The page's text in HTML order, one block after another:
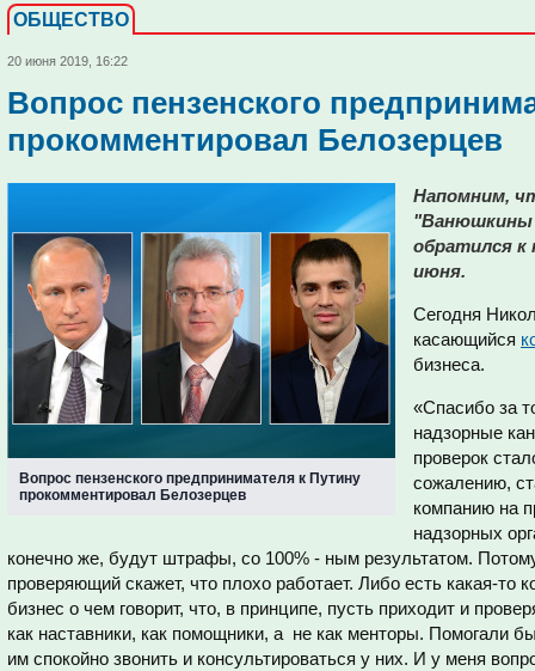
ОБЩЕСТВО
20 июня 2019, 16:22
Вопрос пензенского
прокомментировал Белозерцев
Вопрос пензенского предпринимателя к Путину
прокомментировал Белозерцев
Напомним,
"Ванюшкины
обратился к
июня.
Сегодня
касающийся
бизнеса.
«Спасибо за
надзорные
проверок
сожалению,
компанию на
надзорных
конечно же, будут штрафы, со 100% - ным результатом.
проверяющий скажет, что плохо работает. Либо есть какая-
бизнес о чем говорит, что, в принципе, пусть приходит и
как наставники, как помощники, а не как менторы. Помогали
им спокойно звонить и консультироваться у них. И у меня